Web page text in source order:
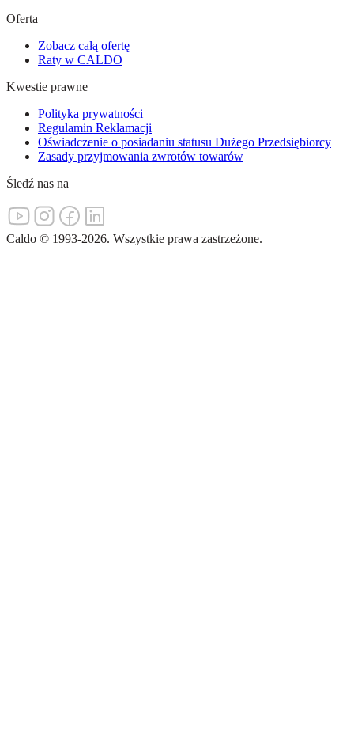
Oferta
Zobacz całą ofertę
Raty w CALDO
Kwestie prawne
Polityka prywatności
Regulamin Reklamacji
Oświadczenie o posiadaniu statusu Dużego Przedsiębiorcy
Zasady przyjmowania zwrotów towarów
Śledź nas na
Caldo © 1993-2026. Wszystkie prawa zastrzeżone.